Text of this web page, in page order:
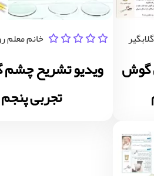
گوش
خانم معلم
ویدیو تشریح چشم
تجربی پنجم